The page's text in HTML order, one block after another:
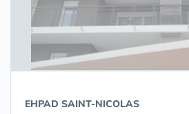
EHPAD SAINT-NICOLAS